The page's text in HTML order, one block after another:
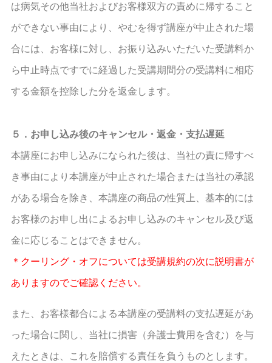
は病気その他当社およびお客様双方の責めに帰すること
ができない事由により、やむを得ず講座が中止された場
合には、お客様に対し、お振り込みいただいた受講料か
ら中止時点ですでに経過した受講期間分の受講料に相応
する金額を控除した分を返金します。
５．お申し込み後のキャンセル・返金・支払遅延
本講座にお申し込みになられた後は、当社の責に帰すべ
き事由により本講座が中止された場合または当社の承認
がある場合を除き、本講座の商品の性質上、基本的には
お客様のお申し出によるお申し込みのキャンセル及び返
金に応じることはできません。
＊クーリング・オフについては受講規約の次に説明書が
ありますのでご確認ください。
また、お客様都合による本講座の受講料の支払遅延があ
った場合に関し、当社に損害（弁護士費用を含む）を与
えたときは、これを賠償する責任を負うものとします。